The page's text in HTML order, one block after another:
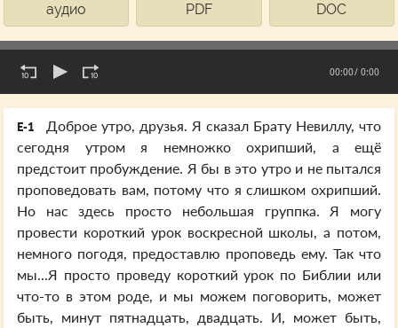
аудио
PDF
DOC
00:00/ 0:00
E-1
Доброе утро, друзья. Я сказал Брату Невиллу, что
сегодня утром я немножко охрипший, а ещё
предстоит пробуждение. Я бы в это утро и не пытался
проповедовать вам, потому что я слишком охрипший.
Но нас здесь просто небольшая группка. Я могу
провести короткий урок воскресной школы, а потом,
немного погодя, предоставлю проповедь ему. Так что
мы...Я просто проведу короткий урок по Библии или
что-то в этом роде, и мы можем поговорить, может
быть, минут пятнадцать, двадцать. И, может быть,